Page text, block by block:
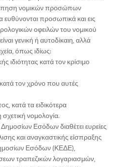
νομικών προσώπων
προσωπικά και εις
οφειλών του νομικού
γενική ή αυτοδίκαιη, αλλά
όπως ιδίως:
ιδιότητας κατά τον κρίσιμο
τον χρόνο που αυτές
κατά τα ειδικότερα
νομολογία.
Εσόδων διαθέτει ευρείες
και αναγκαστικής είσπραξης
Εσόδων (ΚΕΔΕ),
τραπεζικών λογαριασμών,